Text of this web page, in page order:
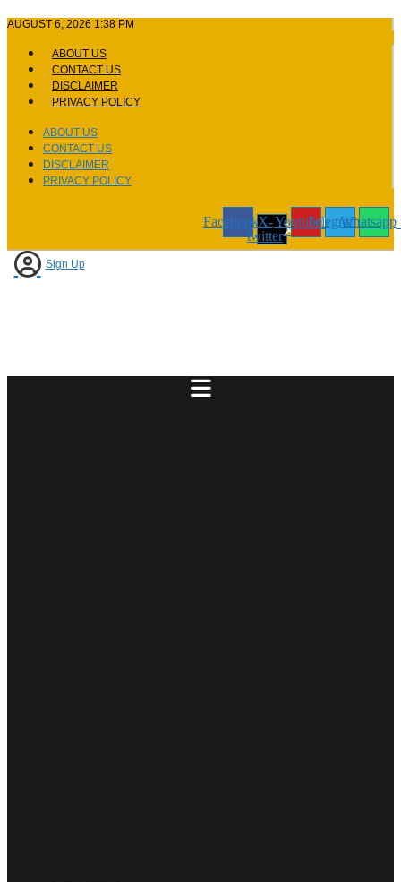
to
AUGUST 6, 2026 1:38 PM
ABOUT US
CONTACT US
DISCLAIMER
PRIVACY POLICY
ABOUT US
CONTACT US
DISCLAIMER
PRIVACY POLICY
FacebookX-
twitter
YoutubeTelegramWhatsapp
Sign Up